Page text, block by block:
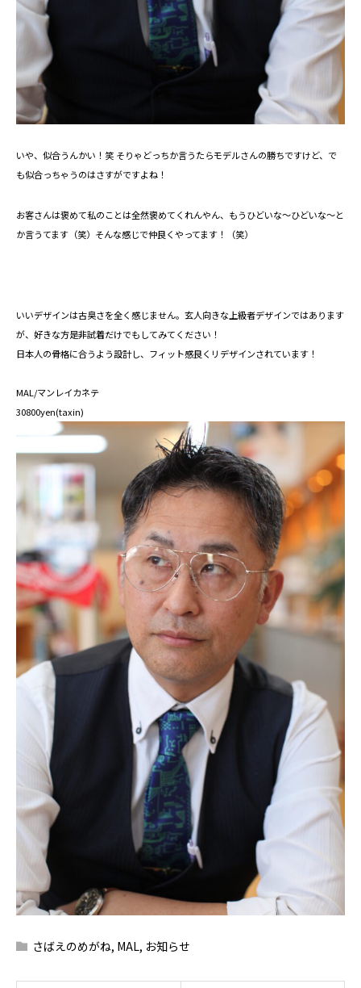
いや、似合うんかい！笑 そりゃどっちか言うたらモデルさんの勝ちですけど、で
も似合っちゃうのはさすがですよね！
お客さんは褒めて私のことは全然褒めてくれんやん、もうひどいな～ひどいな～と
か言うてます（笑）そんな感じで仲良くやってます！（笑）
いいデザインは古臭さを全く感じません。⁡玄人向きな上級者デザインではあります
が、好きな方是非試着だけでもしてみてください！
日本人の骨格に合うよう設計し、フィット感良くリデザインされています！⁡
MAL/マンレイカネテ⁡
30800yen(taxin)⁡
さばえのめがね, MAL, お知らせ